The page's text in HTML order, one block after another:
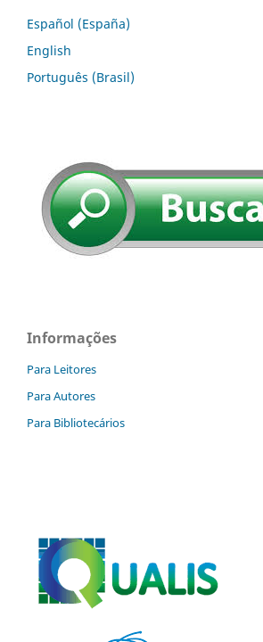
Español (España)
English
Português (Brasil)
Informações
Para Leitores
Para Autores
Para Bibliotecários